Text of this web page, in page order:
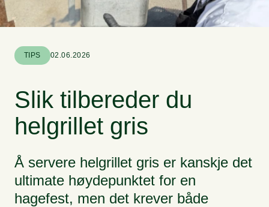
TIPS 02.06.2026
Slik tilbereder du
helgrillet gris
Å servere helgrillet gris er kanskje det
ultimate høydepunktet for en
hagefest, men det krever både